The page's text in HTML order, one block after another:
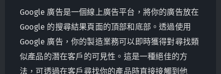
Google 廣告是一個線上廣告平台，將你的廣告放在
Google 的搜尋結果頁面的頂部和底部。透過使用
Google 廣告，你的製造業務可以即時獲得對尋找類
似產品的潛在客戶的可見性。這是一種絕佳的方
法，可透過在客戶尋找你的產品時直接接觸到他